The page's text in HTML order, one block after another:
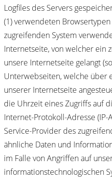
Logfiles des Servers
(1) verwendeten
zugreifenden System
Internetseite, von welcher ein
unsere Internetseite gelangt
Unterwebseiten, welche über
unserer Internetseite
die Uhrzeit eines Zugriffs auf
Internet-Protokoll-Adresse (IP-
Service-Provider des
ähnliche Daten und
im Falle von Angriffen auf
informationstechnologischen